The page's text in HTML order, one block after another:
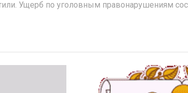
Ущерб по уголовным правонарушениям